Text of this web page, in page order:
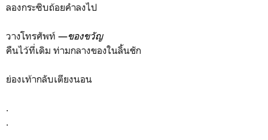
ลองกระซิบถ้อยคำลงไป
วางโทรศัพท์ —ของขวัญ
คืนไว้ที่เดิม ท่ามกลางของในลิ้นชัก
ย่องเท้ากลับเตียงนอน
.
.